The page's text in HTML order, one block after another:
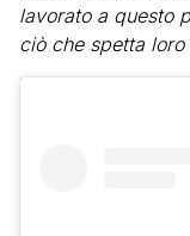
lavorato a questo
ciò che spetta